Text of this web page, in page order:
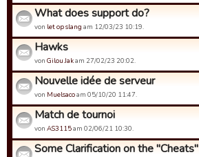
What does support do?
von let op slang am 12/03/23 10:19.
Hawks
von Gilou Jakam 27/02/23 20:02.
Nouvelle idée de serveur
von Muelsacoam 05/10/20 11:47.
Match de tournoi
von AS3115am 02/06/21 10:30.
Some Clarification on the